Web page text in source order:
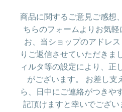
商品に関するご意見ご感想
ちらのフォームよりお気
お、当ショップのアドレ
りご返信させていただきま
ィルタ等の設定により、正
がございます。 お差し支
ら、日中にご連絡がつきや
記頂けますと幸いでござ